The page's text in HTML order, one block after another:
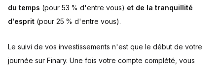
du temps (pour 53 % d'entre vous) et de la tranquillité
d'esprit (pour 25 % d'entre vous).
Le suivi de vos investissements n'est que le début de votre
journée sur Finary. Une fois votre compte complété, vous